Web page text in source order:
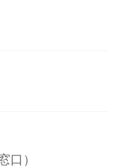
口）